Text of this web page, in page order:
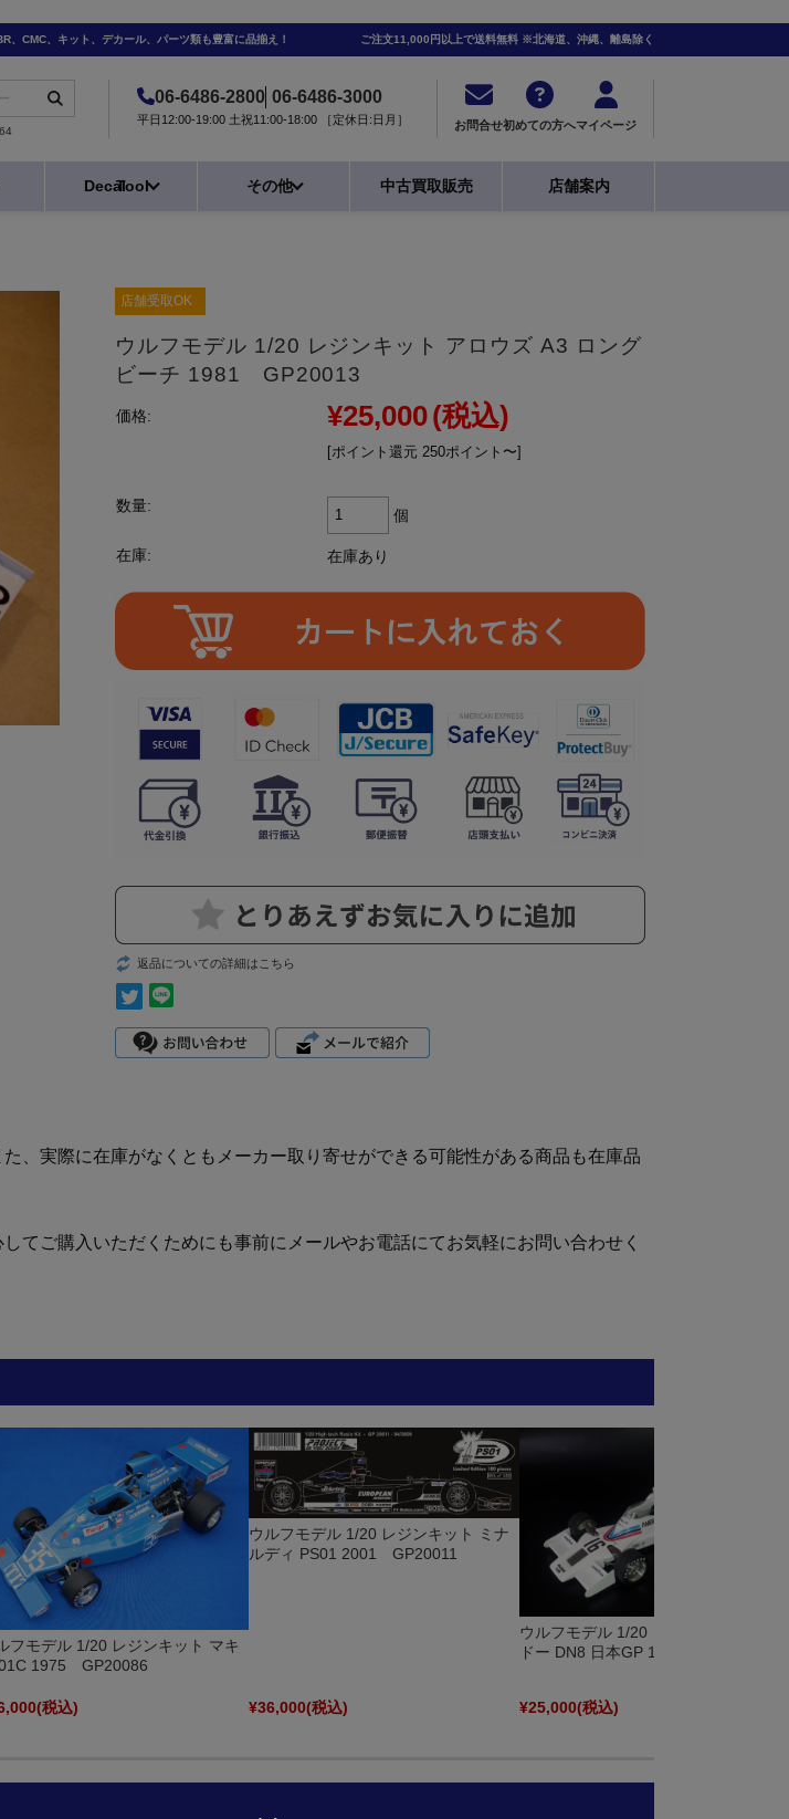
CMC、キット、デカール、パーツ類も豊富に品揃え！ ご注文11,000円以上で送料無料 ※北海道、沖縄、離島除く
06-6486-2800 06-6486-3000
平日12:00-19:00 土祝11:00-18:00 ［定休日:日月］ お問合せ初めての方へマイページ
DecalTool その他 中古買取販売 店舗案内
店舗受取OK
ウルフモデル 1/20 レジンキット アロウズ A3 ロング
ビーチ 1981 GP20013
価格: ¥25,000(税込)
[ポイント還元 250ポイント〜]
数量:
個
在庫: 在庫あり
返品についての詳細はこちら
、実際に在庫がなくともメーカー取り寄せができる可能性がある商品も在庫品
てご購入いただくためにも事前にメールやお電話にてお気軽にお問い合わせく
フモデル 1/20 レジンキット マキ
1975 GP20086
(税込)
ウルフモデル 1/20 レジンキット ミナ
ルディ PS01 2001 GP20011
¥36,000(税込)
ウルフモデル 1/20 レジンキット シャ
ドー DN8 日本GP 1977 GP20098
¥25,000(税込)